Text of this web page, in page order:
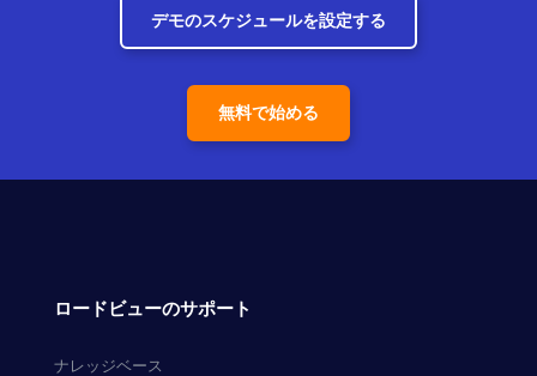
デモのスケジュールを設定する
無料で始める
ロードビューのサポート
ナレッジベース